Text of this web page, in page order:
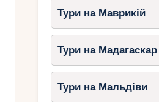
Тури на Маврикій
Тури на Мадагаскар
Тури на Мальдіви